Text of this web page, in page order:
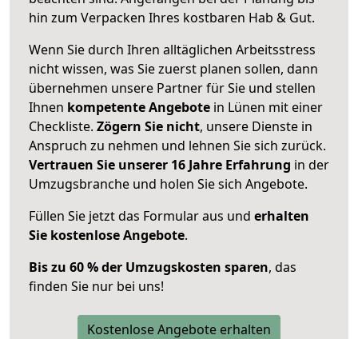
hin zum Verpacken Ihres kostbaren Hab & Gut.
Wenn Sie durch Ihren alltäglichen Arbeitsstress
nicht wissen, was Sie zuerst planen sollen, dann
übernehmen unsere Partner für Sie und stellen
Ihnen kompetente Angebote in Lünen mit einer
Checkliste. Zögern Sie nicht, unsere Dienste in
Anspruch zu nehmen und lehnen Sie sich zurück.
Vertrauen Sie unserer 16 Jahre Erfahrung in der
Umzugsbranche und holen Sie sich Angebote.
Füllen Sie jetzt das Formular aus und erhalten
Sie kostenlose Angebote.
Bis zu 60 % der Umzugskosten sparen, das
finden Sie nur bei uns!
Kostenlose Angebote erhalten